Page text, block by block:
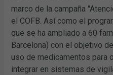
marco de la campaña
el COFB. Así como el
que se ha ampliado a 60
Barcelona) con el objetivo
uso de medicamentos para
integrar en sistemas de